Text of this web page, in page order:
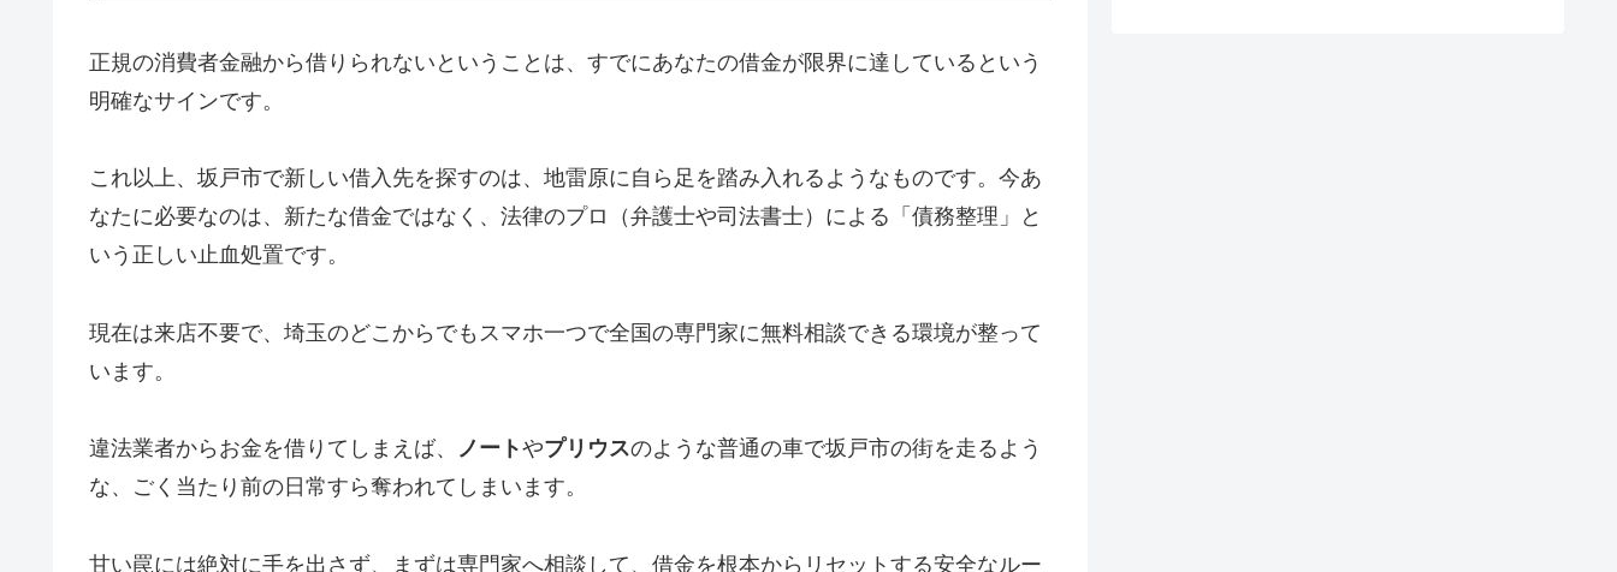
正規の消費者金融から借りられないということは、すでにあなたの借金が限界に達しているという
明確なサインです。
これ以上、坂戸市で新しい借入先を探すのは、地雷原に自ら足を踏み入れるようなものです。今あ
なたに必要なのは、新たな借金ではなく、法律のプロ（弁護士や司法書士）による「債務整理」と
いう正しい止血処置です。
現在は来店不要で、埼玉のどこからでもスマホ一つで全国の専門家に無料相談できる環境が整って
います。
違法業者からお金を借りてしまえば、 ノートやプリウスのような普通の車で坂戸市の街を走るよう
な、ごく当たり前の日常すら奪われてしまいます。
甘い罠には絶対に手を出さず、まずは専門家へ相談して、借金を根本からリセットする安全なルー